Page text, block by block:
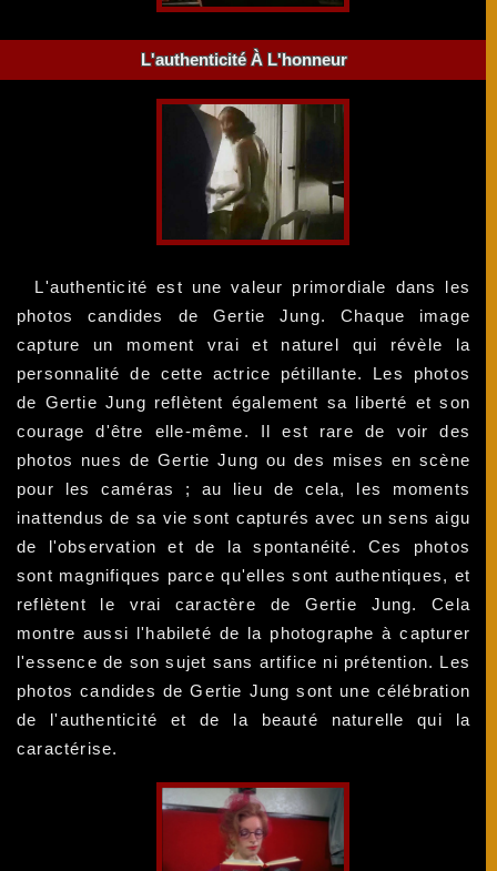
L'authenticité À L'honneur
L'authenticité est une valeur primordiale dans les
photos candides de Gertie Jung. Chaque image
capture un moment vrai et naturel qui révèle la
personnalité de cette actrice pétillante. Les photos
de Gertie Jung reflètent également sa liberté et son
courage d'être elle-même. Il est rare de voir des
photos nues de Gertie Jung ou des mises en scène
pour les caméras ; au lieu de cela, les moments
inattendus de sa vie sont capturés avec un sens aigu
de l'observation et de la spontanéité. Ces photos
sont magnifiques parce qu'elles sont authentiques, et
reflètent le vrai caractère de Gertie Jung. Cela
montre aussi l'habileté de la photographe à capturer
l'essence de son sujet sans artifice ni prétention. Les
photos candides de Gertie Jung sont une célébration
de l'authenticité et de la beauté naturelle qui la
caractérise.